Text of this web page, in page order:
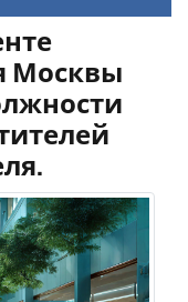
Москвы